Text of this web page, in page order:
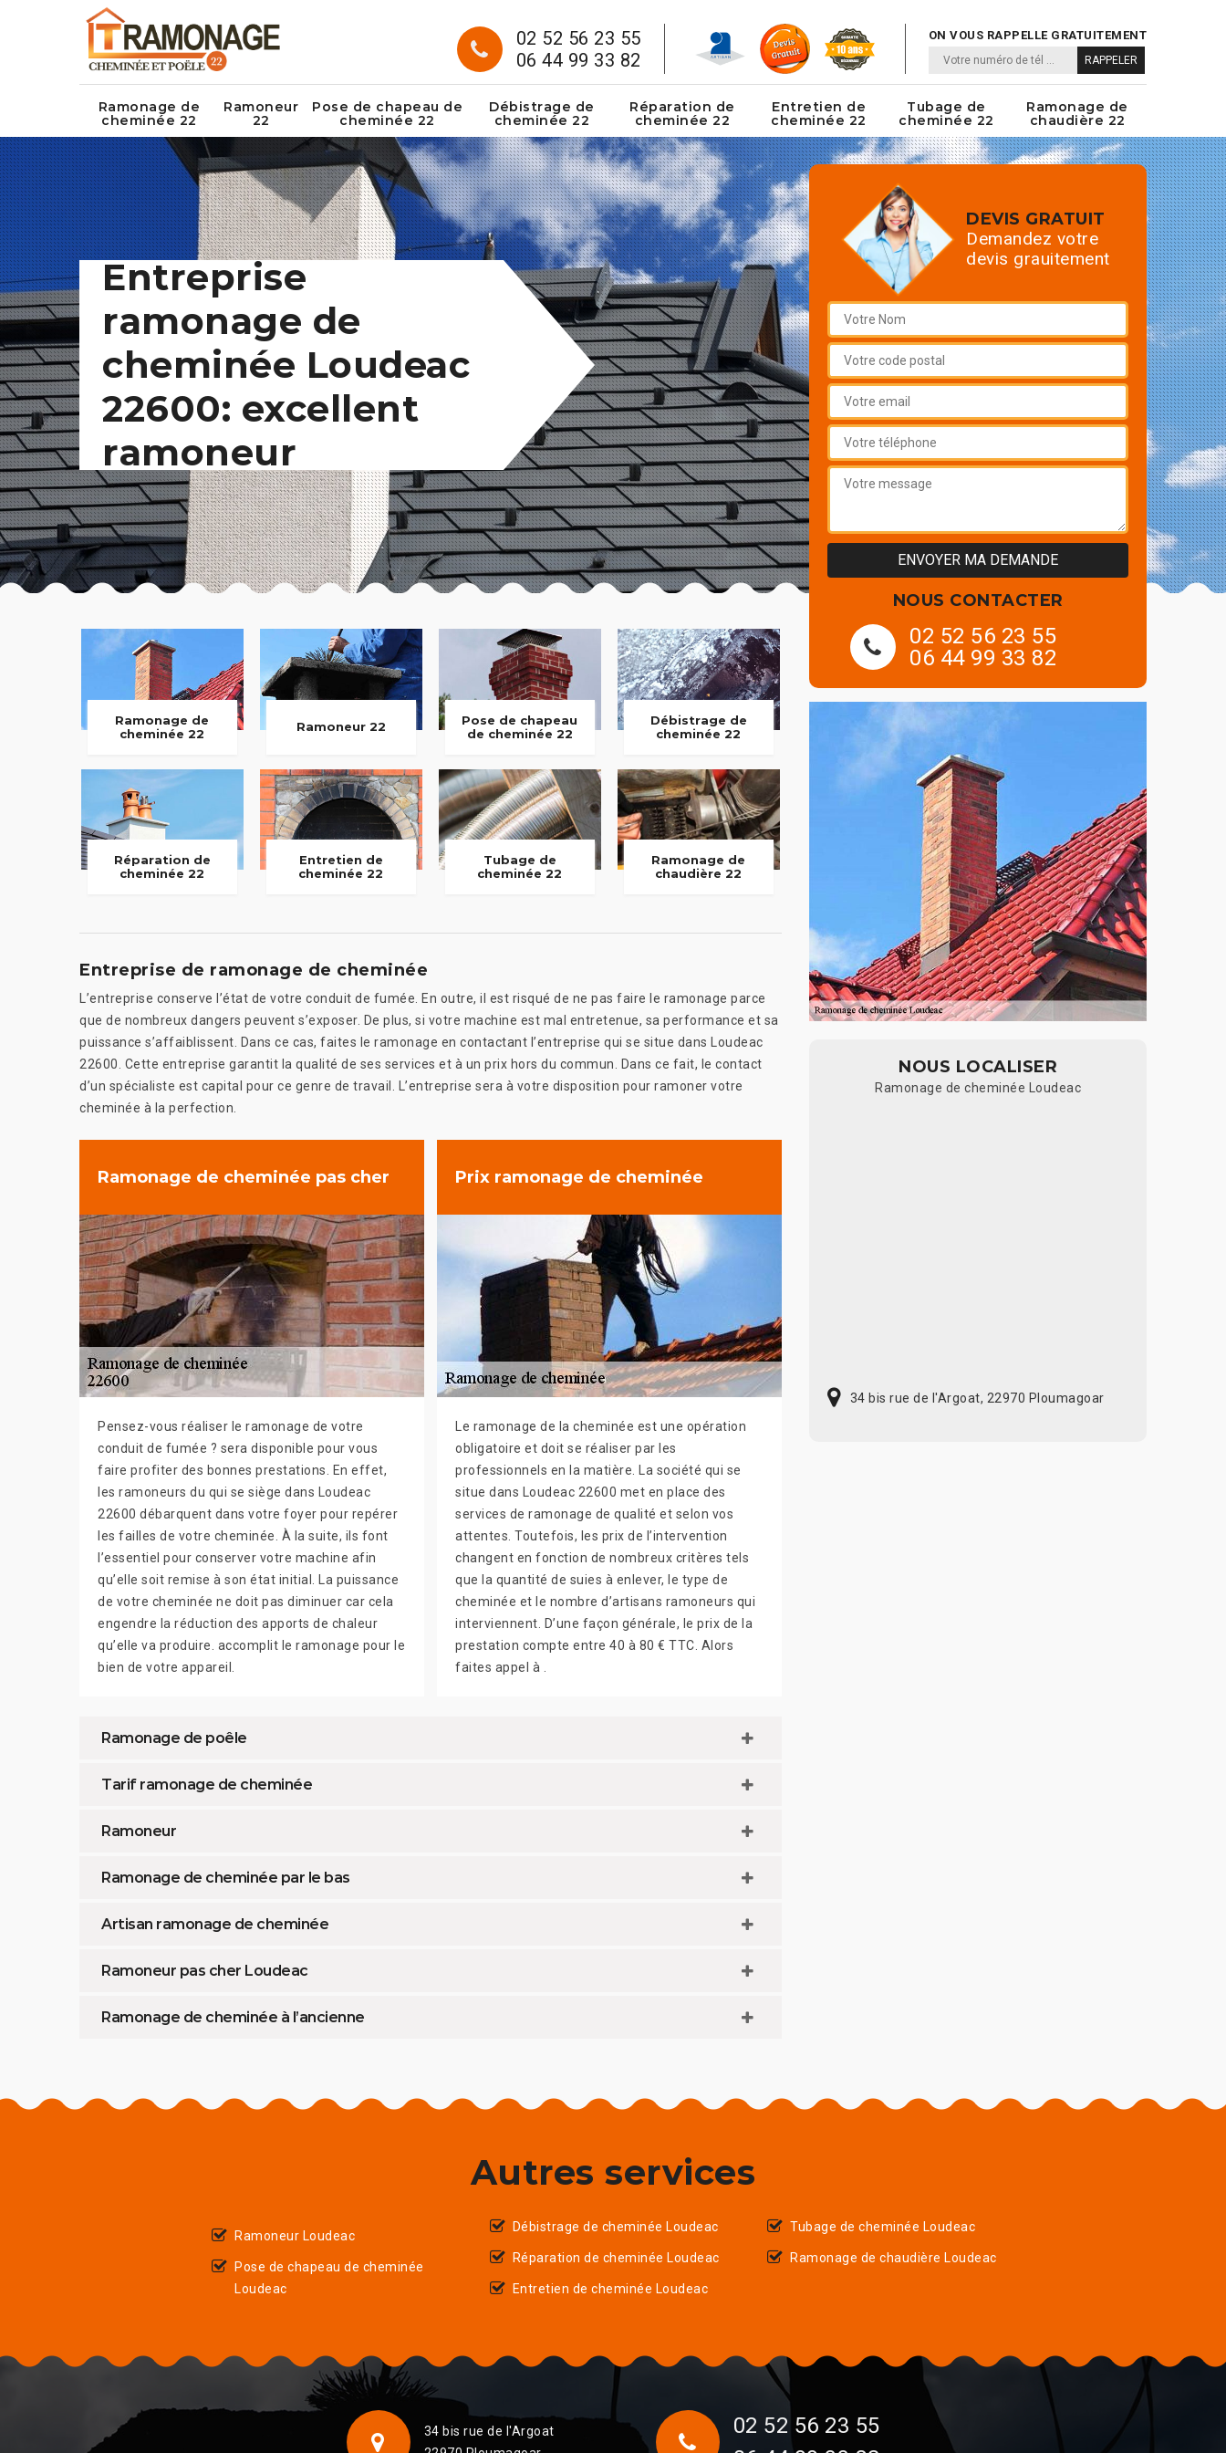
02 52 56 23 55
06 44 99 33 82
ON VOUS RAPPELLE GRATUITEMENT
Ramonage de
cheminée 22
Ramoneur
22
Pose de chapeau de
cheminée 22
Débistrage de
cheminée 22
Réparation de
cheminée 22
Entretien de
cheminée 22
Tubage de
cheminée 22
Ramonage de
chaudière 22
Entreprise
ramonage de
cheminée Loudeac
22600: excellent
ramoneur
Ramonage de
cheminée 22
Ramoneur 22
Pose de chapeau
de cheminée 22
Débistrage de
cheminée 22
Réparation de
cheminée 22
Entretien de
cheminée 22
Tubage de
cheminée 22
Ramonage de
chaudière 22
Entreprise de ramonage de cheminée
L’entreprise conserve l’état de votre conduit de fumée. En outre, il est risqué de ne pas faire le ramonage parce
que de nombreux dangers peuvent s’exposer. De plus, si votre machine est mal entretenue, sa performance et sa
puissance s’affaiblissent. Dans ce cas, faites le ramonage en contactant l’entreprise qui se situe dans Loudeac
22600. Cette entreprise garantit la qualité de ses services et à un prix hors du commun. Dans ce fait, le contact
d’un spécialiste est capital pour ce genre de travail. L’entreprise sera à votre disposition pour ramoner votre
cheminée à la perfection.
Ramonage de cheminée pas cher
Pensez-vous réaliser le ramonage de votre
conduit de fumée ? sera disponible pour vous
faire profiter des bonnes prestations. En effet,
les ramoneurs du qui se siège dans Loudeac
22600 débarquent dans votre foyer pour repérer
les failles de votre cheminée. À la suite, ils font
l’essentiel pour conserver votre machine afin
qu’elle soit remise à son état initial. La puissance
de votre cheminée ne doit pas diminuer car cela
engendre la réduction des apports de chaleur
qu’elle va produire. accomplit le ramonage pour le
bien de votre appareil.
Prix ramonage de cheminée
Le ramonage de la cheminée est une opération
obligatoire et doit se réaliser par les
professionnels en la matière. La société qui se
situe dans Loudeac 22600 met en place des
services de ramonage de qualité et selon vos
attentes. Toutefois, les prix de l’intervention
changent en fonction de nombreux critères tels
que la quantité de suies à enlever, le type de
cheminée et le nombre d’artisans ramoneurs qui
interviennent. D’une façon générale, le prix de la
prestation compte entre 40 à 80 € TTC. Alors
faites appel à .
Ramonage de poêle
Tarif ramonage de cheminée
Ramoneur
Ramonage de cheminée par le bas
Artisan ramonage de cheminée
Ramoneur pas cher Loudeac
Ramonage de cheminée à l’ancienne
DEVIS GRATUIT
Demandez votre
devis grauitement
NOUS CONTACTER
02 52 56 23 55
06 44 99 33 82
NOUS LOCALISER
Ramonage de cheminée Loudeac
34 bis rue de l'Argoat, 22970 Ploumagoar
Autres services
Ramoneur Loudeac
Pose de chapeau de cheminée
Loudeac
Débistrage de cheminée Loudeac
Réparation de cheminée Loudeac
Entretien de cheminée Loudeac
Tubage de cheminée Loudeac
Ramonage de chaudière Loudeac
34 bis rue de l'Argoat
02 52 56 23 55